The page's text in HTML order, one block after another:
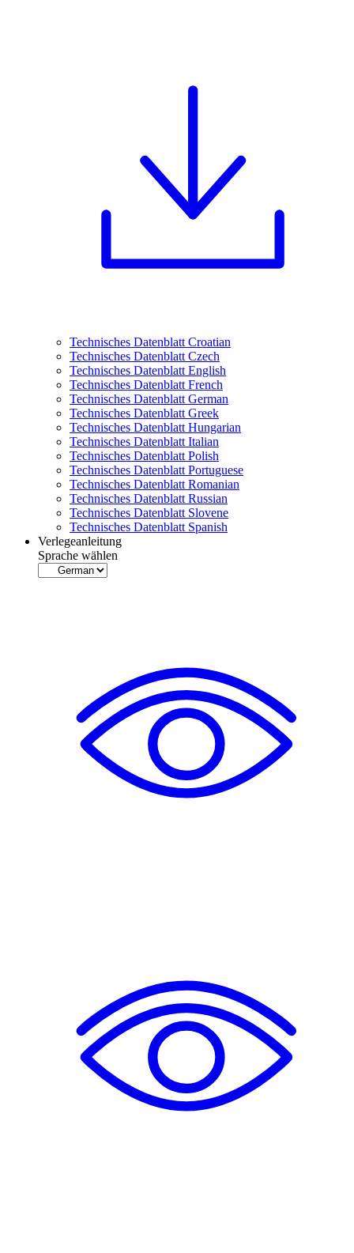
Technisches Datenblatt Croatian
Technisches Datenblatt Czech
Technisches Datenblatt English
Technisches Datenblatt French
Technisches Datenblatt German
Technisches Datenblatt Greek
Technisches Datenblatt Hungarian
Technisches Datenblatt Italian
Technisches Datenblatt Polish
Technisches Datenblatt Portuguese
Technisches Datenblatt Romanian
Technisches Datenblatt Russian
Technisches Datenblatt Slovene
Technisches Datenblatt Spanish
Verlegeanleitung
Sprache wählen